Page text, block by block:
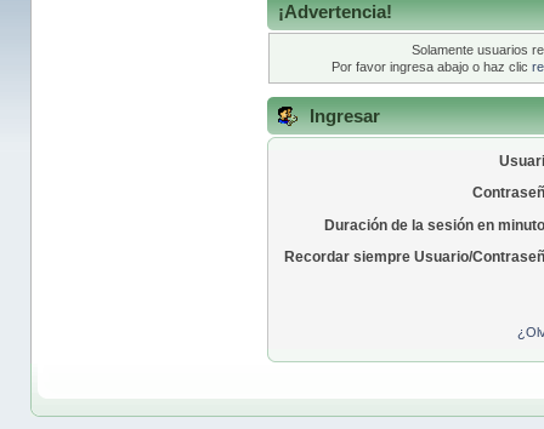
¡Advertencia!
Solamente usuarios
Por favor ingresa abajo o haz clic
Ingresar
Duración de la sesión en
Recordar siempre Usuario/